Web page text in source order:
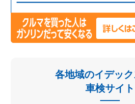
各地域のイデッ
車検サイト